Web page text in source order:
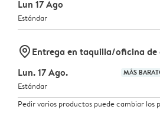
Lun 17 Ago
Estándar
marker-pinEntrega en taquilla/oficina de
Lun. 17 Ago.
MÁS
Estándar
Pedir varios productos puede cambiar los